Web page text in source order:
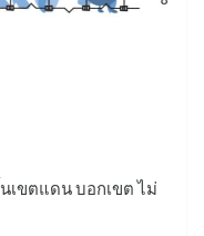
เขตแดน บอกเขต ไม่